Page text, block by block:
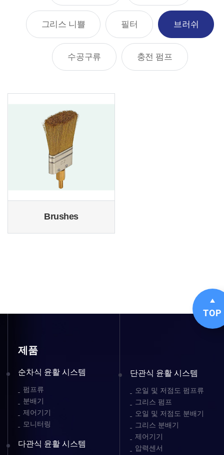
그리스 니쁠 필터 브러쉬
수공구류 충전 펌프
Brushes
TOP
제품
순차식 윤활 시스템
펌프류
분배기
제어기기
모니터링
다관식 윤활 시스템
단관식 윤활 시스템
오일 및 저점도 펌프류
그리스 펌프
오일 및 저점도 분배기
그리스 분배기
제어기기
압력센서